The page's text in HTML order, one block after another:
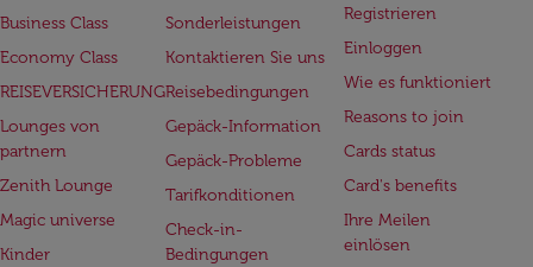
Business Class
Economy Class
REISEVERSICHERUNG
Lounges von
partnern
Zenith Lounge
Magic universe
Kinder
Sonderleistungen
Kontaktieren Sie uns
Reisebedingungen
Gepäck-Information
Gepäck-Probleme
Tarifkonditionen
Check-in-
Bedingungen
Registrieren
Einloggen
Wie es funktioniert
Reasons to join
Cards status
Card's benefits
Ihre Meilen
einlösen